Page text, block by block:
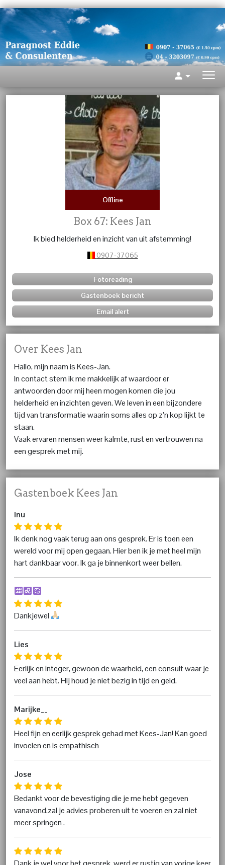
Offline
Box 67: Kees Jan
Ik bied helderheid en inzicht van uit afstemming!
0907-37065
Fotoreading
Gastenboek bericht
Email alert
Over Kees Jan
Hallo, mijn naam is Kees-Jan.
In contact stem ik me makkelijk af waardoor er
antwoorden door mij heen mogen komen die jou
helderheid en inzichten geven. We leven in een bijzondere
tijd van transformatie waarin soms alles op z’n kop lijkt te
staan.
Vaak ervaren mensen weer kalmte, rust en vertrouwen na
een gesprek met mij.
Gastenboek Kees Jan
Inu
Ik denk nog vaak terug aan ons gesprek. Er is toen een
wereld voor mij open gegaan. Hier ben ik je met heel mijn
hart dankbaar voor. Ik ga je binnenkort weer bellen.
Dankjewel
Lies
Eerlijk en integer, gewoon de waarheid, een consult waar je
veel aan hebt. Hij houd je niet bezig in tijd en geld.
Marijke__
Heel fijn en eerlijk gesprek gehad met Kees-Jan! Kan goed
invoelen en is empathisch
Jose
Bedankt voor de bevestiging die je me hebt gegeven
vanavond.zal je advies proberen uit te voeren en zal niet
meer springen .